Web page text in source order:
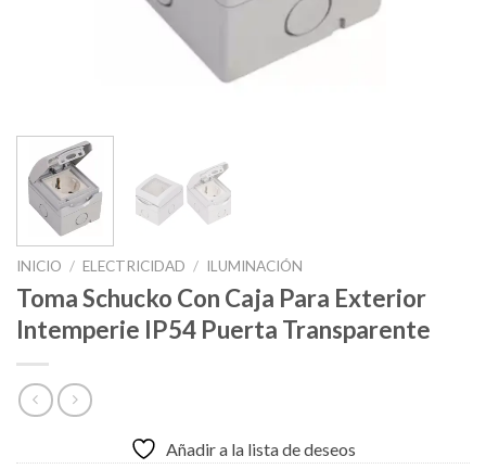
INICIO / ELECTRICIDAD / ILUMINACIÓN
Toma Schucko Con Caja Para Exterior
Intemperie IP54 Puerta Transparente
Añadir a la lista de deseos